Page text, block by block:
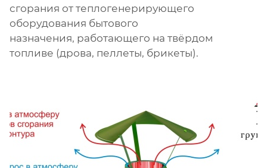
сгорания от теплогенерирующего
оборудования бытового
назначения, работающего на твёрдом
топливе (дрова, пеллеты, брикеты).